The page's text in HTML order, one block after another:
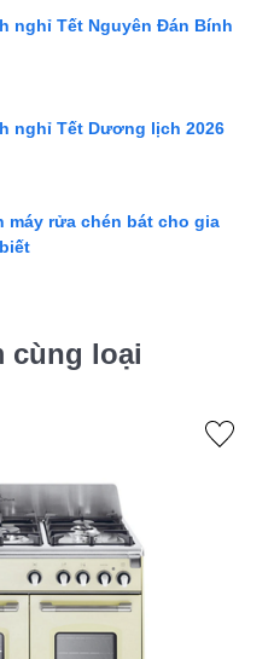
nghỉ Tết Nguyên Đán Bính
nghỉ Tết Dương lịch 2026
máy rửa chén bát cho gia
cùng loại